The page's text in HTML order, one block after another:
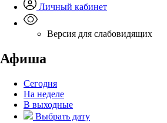
Личный кабинет
Версия для слабовидящих
Афиша
Сегодня
На неделе
В выходные
Выбрать дату